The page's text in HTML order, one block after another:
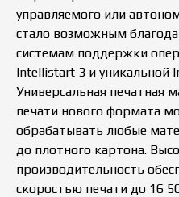
управляемого или
стало возможным
системам поддержки
Intellistart 3 и уникальной
Универсальная печатная
печати нового формата
обрабатывать любые
до плотного картона.
производительность
скоростью печати до 16